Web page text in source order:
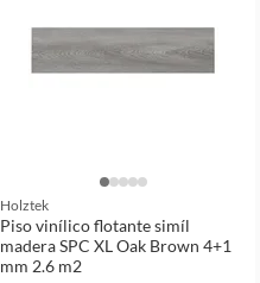
Holztek
Piso vinílico flotante simíl
madera SPC XL Oak Brown 4+1
mm 2.6 m2